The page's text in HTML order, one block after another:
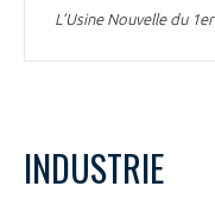
L’Usine Nouvelle du
INDUSTRIE